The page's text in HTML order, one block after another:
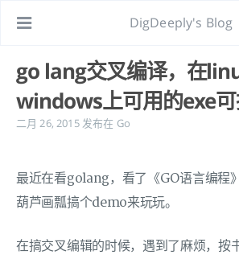
DigDeeply's Blog
go lang交叉编译，在
windows上可用的exe
二月 26, 2015 发布在 Go
最近在看golang，看了《GO语言编程
葫芦画瓢搞个demo来玩玩。
在搞交叉编辑的时候，遇到了麻烦，按